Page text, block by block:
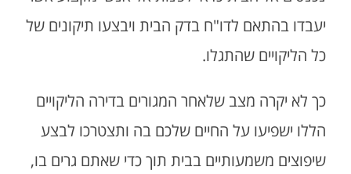
יעבדו בהתאם לדו"ח בדק הבית ויבצעו תיקונים של
כל הליקויים שהתגלו.
כך לא יקרה מצב שלאחר המגורים בדירה הליקויים
הללו ישפיעו על החיים שלכם בה ותצטרכו לבצע
שיפוצים משמעותיים בבית תוך כדי שאתם גרים בו,